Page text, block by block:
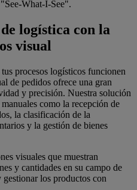
What-I-See".
logística con la
visual
procesos logísticos funcionen
de pedidos ofrece una gran
y precisión. Nuestra solución
como la recepción de
la clasificación de la
y la gestión de bienes
visuales que muestran
y cantidades en su campo de
los productos con